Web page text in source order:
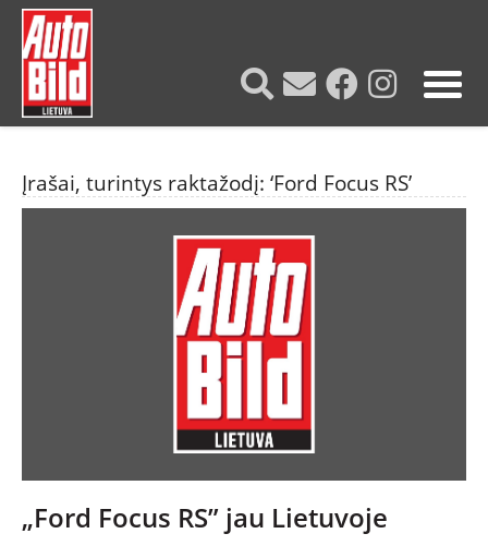
NAUJIENOS
TESTAI
NAUJI
NAUDOTI
REPORTAŽAI
SPORTAS
Įrašai, turintys raktažodį: ‘Ford Focus RS’
„Ford Focus RS” jau Lietuvoje